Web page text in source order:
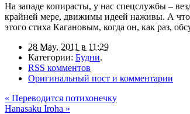
На западе копирасты, у нас спецслужбы –
крайней мере, движимы идеей наживы. А что
этого стиха Кагановым, когда он, как раз,
28 May, 2011 в 11:29
Категории: Будни.
RSS комментов
Оригинальный пост и комментарии
« Переводится потихонечку
Hanasaku Iroha »